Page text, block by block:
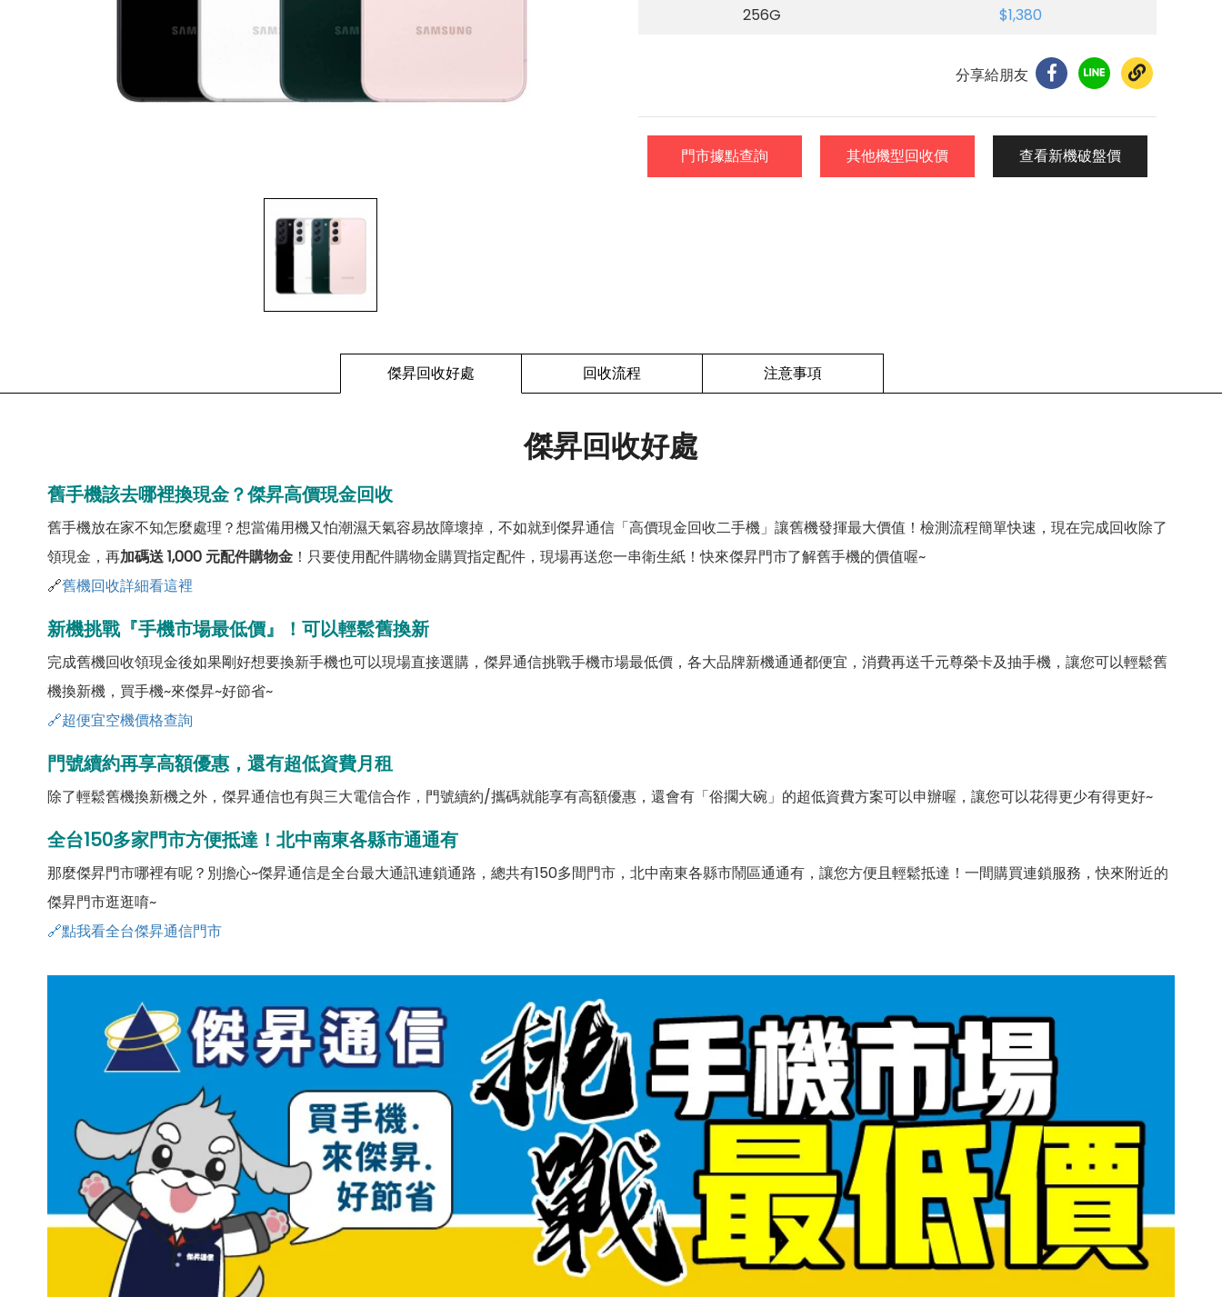
256G
$1,380
分享給朋友
門市據點查詢 其他機型回收價 查看新機破盤價
傑昇回收好處 回收流程 注意事項
傑昇回收好處
舊手機該去哪裡換現金？傑昇高價現金回收
舊手機放在家不知怎麼處理？想當備用機又怕潮濕天氣容易故障壞掉，不如就到傑昇通信「高價現金回收二手機」讓舊機發揮最大價值！檢測流程簡單快速，現在完成回收除了
領現金，再加碼送 1,000 元配件購物金 ！只要使用配件購物金購買指定配件，現場再送您一串衛生紙！快來傑昇門市了解舊手機的價值喔~
🔗舊機回收詳細看這裡
新機挑戰『手機市場最低價』！可以輕鬆舊換新
完成舊機回收領現金後如果剛好想要換新手機也可以現場直接選購，傑昇通信挑戰手機市場最低價，各大品牌新機通通都便宜，消費再送千元尊榮卡及抽手機，讓您可以輕鬆舊
機換新機，買手機~來傑昇~好節省~
🔗超便宜空機價格查詢
門號續約再享高額優惠，還有超低資費月租
除了輕鬆舊機換新機之外，傑昇通信也有與三大電信合作，門號續約/攜碼就能享有高額優惠，還會有「俗擱大碗」的超低資費方案可以申辦喔，讓您可以花得更少有得更好~
全台150多家門市方便抵達！北中南東各縣市通通有
那麼傑昇門市哪裡有呢？別擔心~傑昇通信是全台最大通訊連鎖通路，總共有150多間門市，北中南東各縣市鬧區通通有，讓您方便且輕鬆抵達！一間購買連鎖服務，快來附近的
傑昇門市逛逛唷~
🔗點我看全台傑昇通信門市